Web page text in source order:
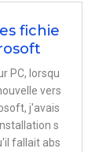
fichie
PC, lorsqu
vers
j'avais
s
fallait abs